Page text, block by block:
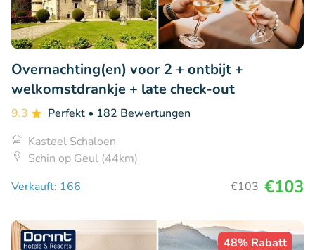
Overnachting(en) voor 2 + ontbijt +
welkomstdrankje + late check-out
9.3 Perfekt • 182 Bewertungen
Kasteel Schaloen
Schin op Geul (44km)
Verkauft: 166
€103 €103
48% Rabatt